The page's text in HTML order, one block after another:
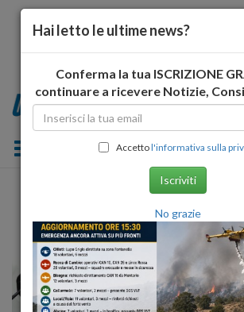
Toggle navigation
Hai letto le ultime news?
Conferma la tua ISCRIZIONE
continuare a ricevere Notizie,
Accettol'informativa sulla
Iscriviti
No grazie